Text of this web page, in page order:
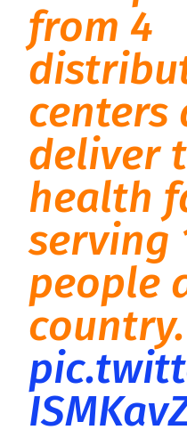
from 4
centers
deliver
health
serving
people
country.